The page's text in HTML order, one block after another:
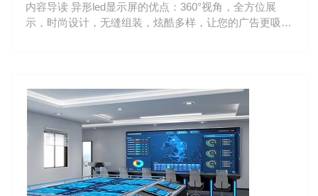
内容导读 异形led显示屏的优点：360°视角，全方位展
示，时尚设计，无缝组装，炫酷多样，让您的广告更吸引